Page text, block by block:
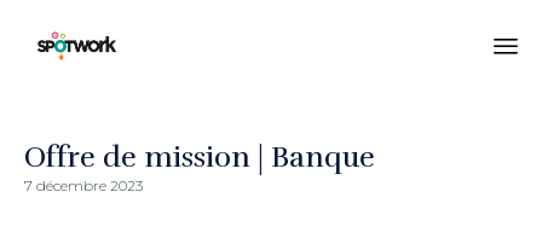
Offre de mission | Banque
7 décembre 2023